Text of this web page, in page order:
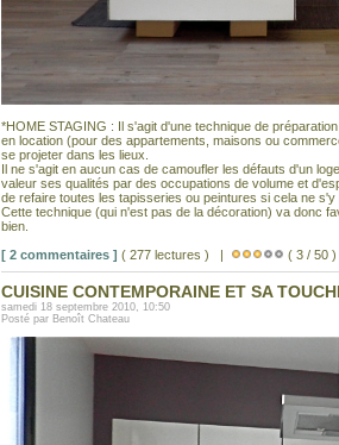
*HOME STAGING : Il s'agit d'une technique de
en location (pour des appartements, maisons ou
se projeter dans les lieux.
Il ne s'agit en aucun cas de camoufler les défauts d'un
valeur ses qualités par des occupations de volume et
de refaire toutes les tapisseries ou peintures si cela ne s'y
Cette technique (qui n'est pas de la décoration) va donc
bien.
[ 2 commentaires ] ( 277 lectures ) | ( 3 / 50 )
CUISINE CONTEMPORAINE ET SA
samedi 18 septembre 2010, 10:50
Posté par Benoît Chateau